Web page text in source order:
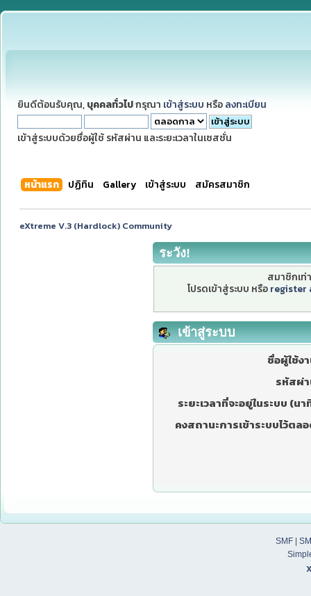
ยินดีต้อนรับคุณ, บุคคลทั่วไปกรุณา เข้าสู่ระบบ หรือ ลงทะเบียน
เข้าสู่ระบบด้วยชื่อผู้ใช้ รหัสผ่าน และระยะเวลาในเซสชั่น
หน้าแรก ปฏิทิน Gallery เข้าสู่ระบบ สมัครสมาชิก
eXtreme V.3 (Hardlock) Community
ระวัง!
สมาชิกเท่
โปรดเข้าสู่ระบบ หรือ register
เข้าสู่ระบบ
ชื่อผู้ใช้ง
รหัสผ่
ระยะเวลาที่จะอยู่ในระบบ (นา
คงสถานะการเข้าระบบไว้ตล
SMF|